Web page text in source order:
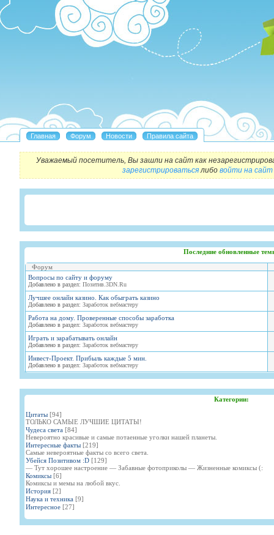
Уважаемый посетитель, Вы зашли на сайт как
зарегистрироватьсялибо войти на сайт
Последние обновленные
Форум
Вопросы по сайту и форуму
Добавлено в раздел: Позитив.3DN.Ru
Лучшее онлайн казино. Как обыграть казино
Добавлено в раздел: Заработок вебмастеру
Работа на дому. Проверенные способы заработка
Добавлено в раздел: Заработок вебмастеру
Играть и зарабатывать онлайн
Добавлено в раздел: Заработок вебмастеру
Инвест-Проект. Прибыль каждые 5 мин.
Добавлено в раздел: Заработок вебмастеру
Категории:
Цитаты [94]
ТОЛЬКО САМЫЕ ЛУЧШИЕ ЦИТАТЫ!
Чудеса света [84]
Невероятно красивые и самые потаенные уголки нашей планеты.
Интересные факты [219]
Самые невероятные факты со всего света.
Убейся Позитивом :D [129]
— Тут хорошее настроение — Забавные фотоприколы — Жизненные комиксы (:
Комиксы [6]
Комиксы и мемы на любой вкус.
История [2]
Наука и техника [9]
Интересное [27]